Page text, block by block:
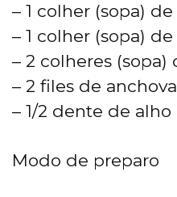
– 1 colher (sopa)
– 1 colher (sopa)
– 2 colheres (sopa)
– 2 files de
– 1/2 dente de alho
Modo de preparo